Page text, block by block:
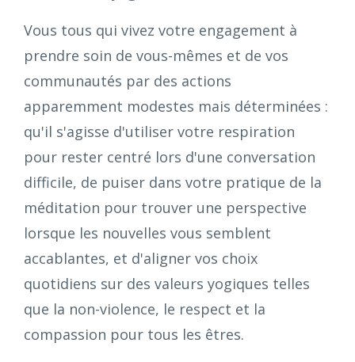
Vous tous qui vivez votre engagement à
prendre soin de vous-mêmes et de vos
communautés par des actions
apparemment modestes mais déterminées :
qu'il s'agisse d'utiliser votre respiration
pour rester centré lors d'une conversation
difficile, de puiser dans votre pratique de la
méditation pour trouver une perspective
lorsque les nouvelles vous semblent
accablantes, et d'aligner vos choix
quotidiens sur des valeurs yogiques telles
que la non-violence, le respect et la
compassion pour tous les êtres.